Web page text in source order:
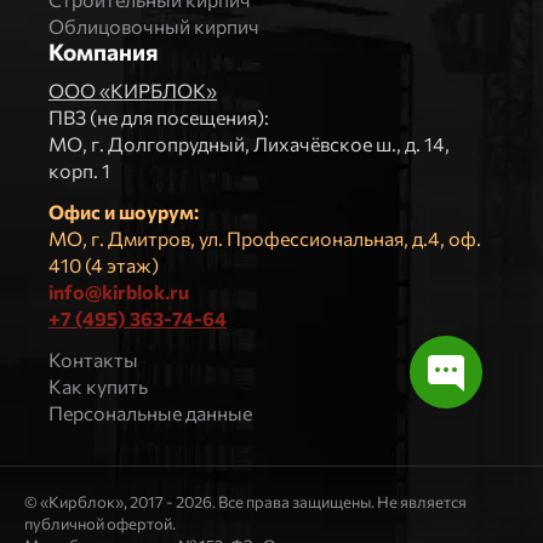
Облицовочный кирпич
Компания
ООО «КИРБЛОК»
ПВЗ (не для посещения):
МO, г. Долгопрудный, Лихачёвское ш., д. 14,
корп. 1
Офис и шоурум:
МО, г. Дмитров, ул. Профессиональная, д.4, оф.
410 (4 этаж)
info@kirblok.ru
+7 (495) 363-74-64
Контакты
Как купить
Персональные данные
© «Кирблок», 2017 - 2026. Все права защищены. Не является
публичной офертой.